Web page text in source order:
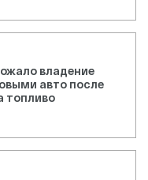
владение
авто после
топливо